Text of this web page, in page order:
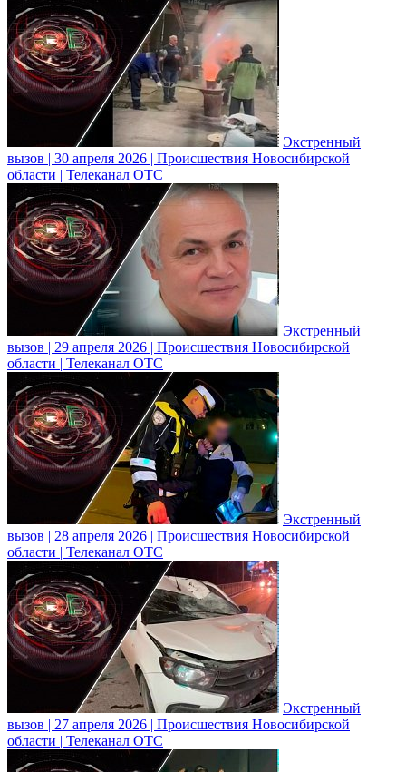
Экстренный
вызов | 30 апреля 2026 | Происшествия Новосибирской
области | Телеканал ОТС
Экстренный
вызов | 29 апреля 2026 | Происшествия Новосибирской
области | Телеканал ОТС
Экстренный
вызов | 28 апреля 2026 | Происшествия Новосибирской
области | Телеканал ОТС
Экстренный
вызов | 27 апреля 2026 | Происшествия Новосибирской
области | Телеканал ОТС